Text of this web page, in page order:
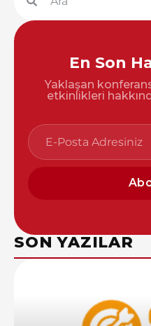
En Son
Yaklaşan
etkinlikleri
SON YAZILAR